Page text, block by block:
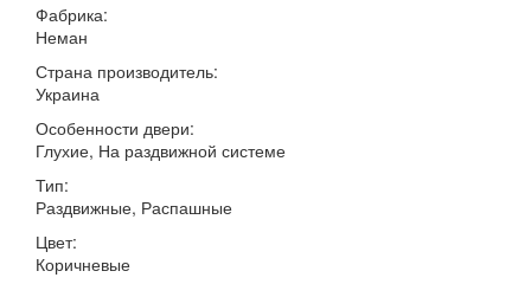
Фабрика:
Неман
Страна производитель:
Украина
Особенности двери:
Глухие, На раздвижной системе
Тип:
Раздвижные, Распашные
Цвет:
Коричневые